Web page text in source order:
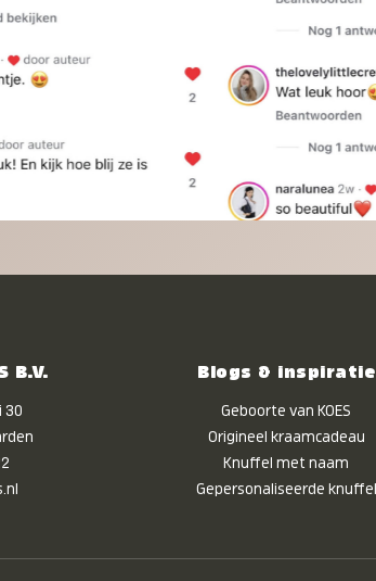
B.V.
30
Blogs & inspiratie
Geboorte van KOES
Origineel kraamcadeau
Knuffel met naam
Gepersonaliseerde knuffel